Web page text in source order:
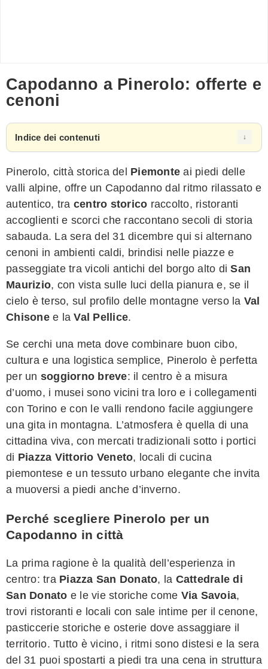
Capodanno a Pinerolo: offerte e
cenoni
Indice dei contenuti
Pinerolo, città storica del Piemonte ai piedi delle
valli alpine, offre un Capodanno dal ritmo rilassato e
autentico, tra centro storico raccolto, ristoranti
accoglienti e scorci che raccontano secoli di storia
sabauda. La sera del 31 dicembre qui si alternano
cenoni in ambienti caldi, brindisi nelle piazze e
passeggiate tra vicoli antichi del borgo alto diSan
Maurizio, con vista sulle luci della pianura e, se il
cielo è terso, sul profilo delle montagne verso la Val
Chisonee laVal Pellice.
Se cerchi una meta dove combinare buon cibo,
cultura e una logistica semplice, Pinerolo è perfetta
per un soggiorno breve: il centro è a misura
d’uomo, i musei sono vicini tra loro e i collegamenti
con Torino e con le valli rendono facile aggiungere
una gita in montagna. L’atmosfera è quella di una
cittadina viva, con mercati tradizionali sotto i portici
di Piazza Vittorio Veneto, locali di cucina
piemontese e un tessuto urbano elegante che invita
a muoversi a piedi anche d’inverno.
Perché scegliere Pinerolo per un
Capodanno in città
La prima ragione è la qualità dell’esperienza in
centro: tra Piazza San Donato, la Cattedrale di
San Donato e le vie storiche come Via Savoia,
trovi ristoranti e locali con sale intime per il cenone,
pasticcerie storiche e osterie dove assaggiare il
territorio. Tutto è vicino, i ritmi sono distesi e la sera
del 31 puoi spostarti a piedi tra una cena in struttura